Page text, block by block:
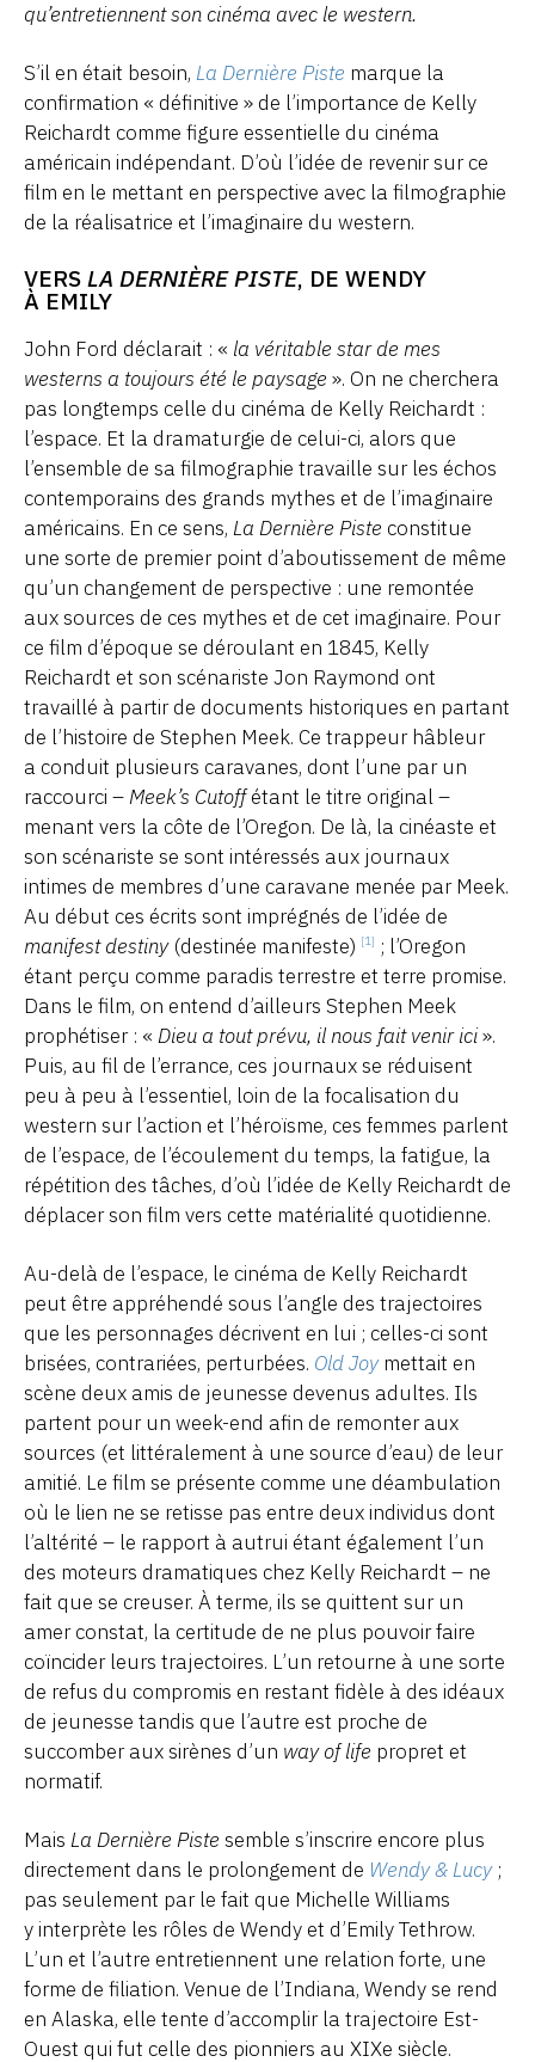
qu’entretiennent son cinéma avec le western.
S’il en était besoin, La Dernière Piste marque la
confirmation « définitive » de l’importance de Kelly
Reichardt comme figure essentielle du cinéma
américain indépendant. D’où l’idée de revenir sur ce
film en le mettant en perspective avec la filmographie
de la réalisatrice et l’imaginaire du western.
VERS LA DERNIÈRE PISTE, DE WENDY
À EMILY
John Ford déclarait : « la véritable star de mes
westerns a toujours été le paysage ». On ne cherchera
pas longtemps celle du cinéma de Kelly Reichardt :
l’espace. Et la dramaturgie de celui-ci, alors que
l’ensemble de sa filmographie travaille sur les échos
contemporains des grands mythes et de l’imaginaire
américains. En ce sens, La Dernière Piste constitue
une sorte de premier point d’aboutissement de même
qu’un changement de perspective : une remontée
aux sources de ces mythes et de cet imaginaire. Pour
ce film d’époque se déroulant en 1845, Kelly
Reichardt et son scénariste Jon Raymond ont
travaillé à partir de documents historiques en partant
de l’histoire de Stephen Meek. Ce trappeur hâbleur
a conduit plusieurs caravanes, dont l’une par un
raccourci –Meek’s Cutoffétant le titre original –
menant vers la côte de l’Oregon. De là, la cinéaste et
son scénariste se sont intéressés aux journaux
intimes de membres d’une caravane menée par Meek.
Au début ces écrits sont imprégnés de l’idée de
manifest destiny(destinée manifeste) [1] ; l’Oregon
étant perçu comme paradis terrestre et terre promise.
Dans le film, on entend d’ailleurs Stephen Meek
prophétiser : « Dieu a tout prévu, il nous fait venir ici».
Puis, au fil de l’errance, ces journaux se réduisent
peu à peu à l’essentiel, loin de la focalisation du
western sur l’action et l’héroïsme, ces femmes parlent
de l’espace, de l’écoulement du temps, la fatigue, la
répétition des tâches, d’où l’idée de Kelly Reichardt de
déplacer son film vers cette matérialité quotidienne.
Au-delà de l’espace, le cinéma de Kelly Reichardt
peut être appréhendé sous l’angle des trajectoires
que les personnages décrivent en lui ; celles-ci sont
brisées, contrariées, perturbées. Old Joymettait en
scène deux amis de jeunesse devenus adultes. Ils
partent pour un week-end afin de remonter aux
sources (et littéralement à une source d’eau) de leur
amitié. Le film se présente comme une déambulation
où le lien ne se retisse pas entre deux individus dont
l’altérité – le rapport à autrui étant également l’un
des moteurs dramatiques chez Kelly Reichardt – ne
fait que se creuser. À terme, ils se quittent sur un
amer constat, la certitude de ne plus pouvoir faire
coïncider leurs trajectoires. L’un retourne à une sorte
de refus du compromis en restant fidèle à des idéaux
de jeunesse tandis que l’autre est proche de
succomber aux sirènes d’un way of life propret et
normatif.
Mais La Dernière Piste semble s’inscrire encore plus
directement dans le prolongement de Wendy & Lucy;
pas seulement par le fait que Michelle Williams
y interprète les rôles de Wendy et d’Emily Tethrow.
L’un et l’autre entretiennent une relation forte, une
forme de filiation. Venue de l’Indiana, Wendy se rend
en Alaska, elle tente d’accomplir la trajectoire Est-
Ouest qui fut celle des pionniers au XIXe siècle.